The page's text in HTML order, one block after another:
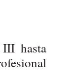
III hasta